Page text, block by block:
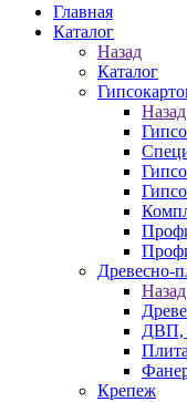
Главная
Каталог
Назад
Каталог
Назад
Древесно-
Назад
Крепеж